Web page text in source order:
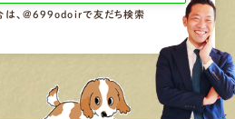
は、@699odoirで友だち検索